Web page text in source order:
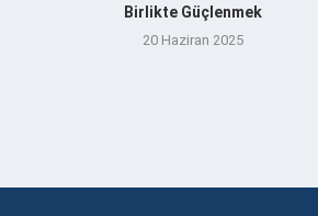
Birlikte Güçlenmek
20 Haziran 2025